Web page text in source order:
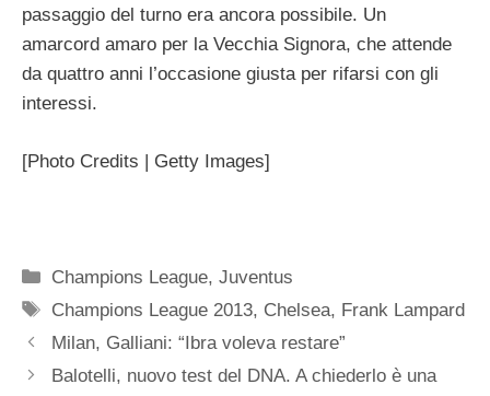
passaggio del turno era ancora possibile. Un
amarcord amaro per la Vecchia Signora, che attende
da quattro anni l’occasione giusta per rifarsi con gli
interessi.
[Photo Credits | Getty Images]
Categorie
Champions League,Juventus
Tag
Champions League 2013, Chelsea, Frank Lampard
Milan, Galliani: “Ibra voleva restare”
Balotelli, nuovo test del DNA. A chiederlo è una